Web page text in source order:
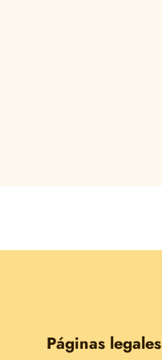
Páginas legales